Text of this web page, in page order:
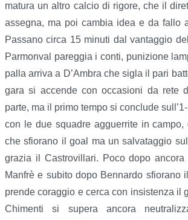
matura un altro calcio di rigore, che il
assegna, ma poi cambia idea e da fallo
Passano circa 15 minuti dal vantaggio
Parmonval pareggia i conti, punizione
palla arriva a D’Ambra che sigla il pari
gara si accende con occasioni da rete
parte, ma il primo tempo si conclude
con le due squadre agguerrite in
che sfiorano il goal ma un salvataggio
grazia il Castrovillari. Poco dopo ancora
Manfrè e subito dopo Bennardo sfiorano
prende coraggio e cerca con insistenza il
Chimenti si supera ancora